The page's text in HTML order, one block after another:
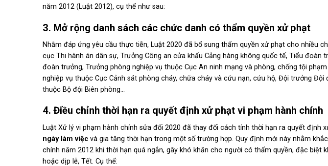
năm 2012 (Luật 2012), cụ thể như sau:
3. Mở rộng danh sách các chức danh có thẩm quyền xử phạt
Nhằm đáp ứng yêu cầu thực tiễn, Luật 2020 đã bổ sung thẩm quyền xử phạt cho nhiều
cục Thi hành án dân sự, Trưởng Công an cửa khẩu Cảng hàng không quốc tế, Tiểu đoàn
đoàn trưởng, Trưởng phòng nghiệp vụ thuộc Cục An ninh mạng và phòng, chống tội
nghiệp vụ thuộc Cục Cảnh sát phòng cháy, chữa cháy và cứu nạn, cứu hộ, Đội trưởng
thuộc Bộ đội Biên phòng…
4. Điều chỉnh thời hạn ra quyết định xử phạt vi phạm hành chính
Luật Xử lý vi phạm hành chính sửa đổi 2020 đã thay đổi cách tính thời hạn ra quyết định
ngày làm việc và gia tăng thời hạn trong một số trường hợp. Quy định mới này nhằm
chính năm 2012 khi thời hạn quá ngắn, gây khó khăn cho người có thẩm quyền, đặc biệt
hoặc dịp lễ, Tết. Cụ thể: